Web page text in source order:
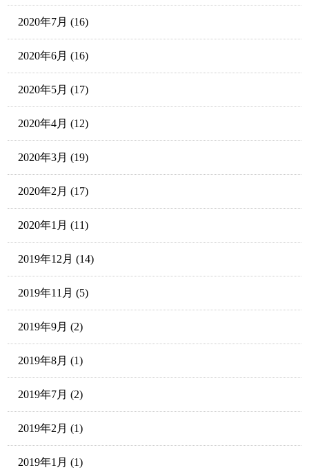
2020年7月 (16)
2020年6月 (16)
2020年5月 (17)
2020年4月 (12)
2020年3月 (19)
2020年2月 (17)
2020年1月 (11)
2019年12月 (14)
2019年11月 (5)
2019年9月 (2)
2019年8月 (1)
2019年7月 (2)
2019年2月 (1)
2019年1月 (1)